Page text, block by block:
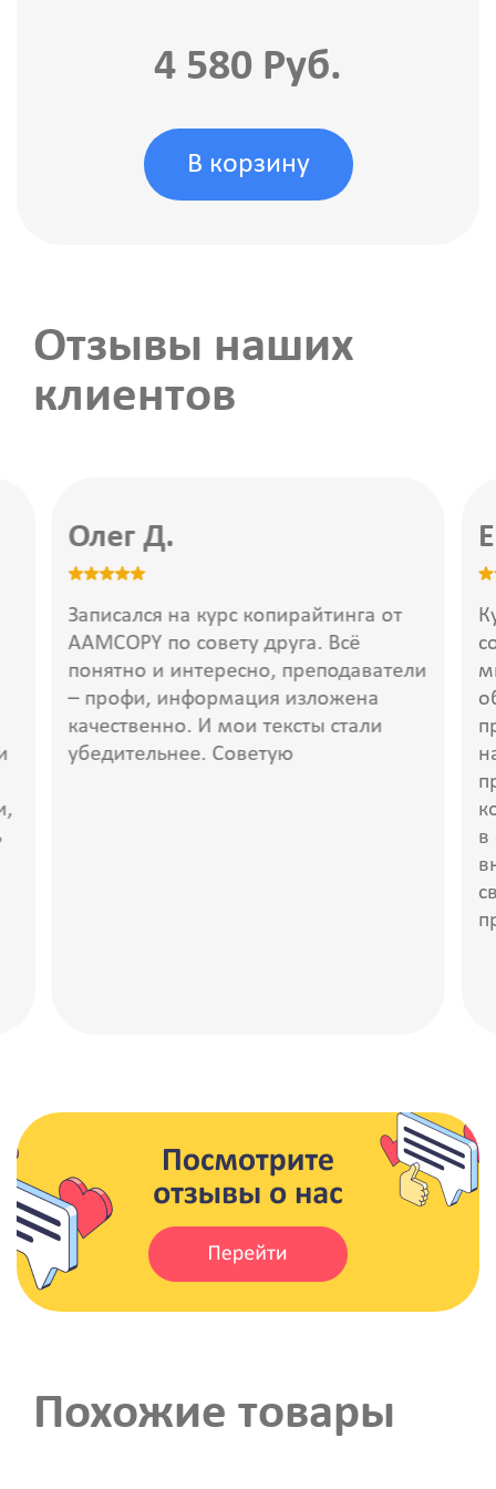
4 580 Руб.
В корзину
Отзывы наших
клиентов
Олег Д.
Записался на курс копирайтинга от
AAMCOPY по совету друга. Всё
понятно и интересно, преподаватели
– профи, информация изложена
качественно. И мои тексты стали
убедительнее. Советую
в
Похожие товары